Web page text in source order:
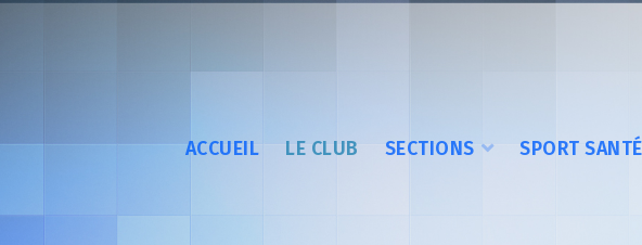
ACCUEIL LE CLUB SECTIONS SPORT SANTÉ